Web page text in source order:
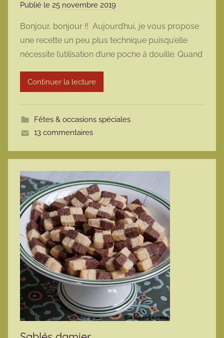
Publié le 25 novembre 2019
r
m
a
t
Bonjour, bonjour !! Aujourd’hui, je vous propose
une recette un peu plus technique puisqu’elle
nécessite l’utilisation d’une poche à douille. Quand
Continuer la lecture
Fêtes & occasions spéciales
13 commentaires